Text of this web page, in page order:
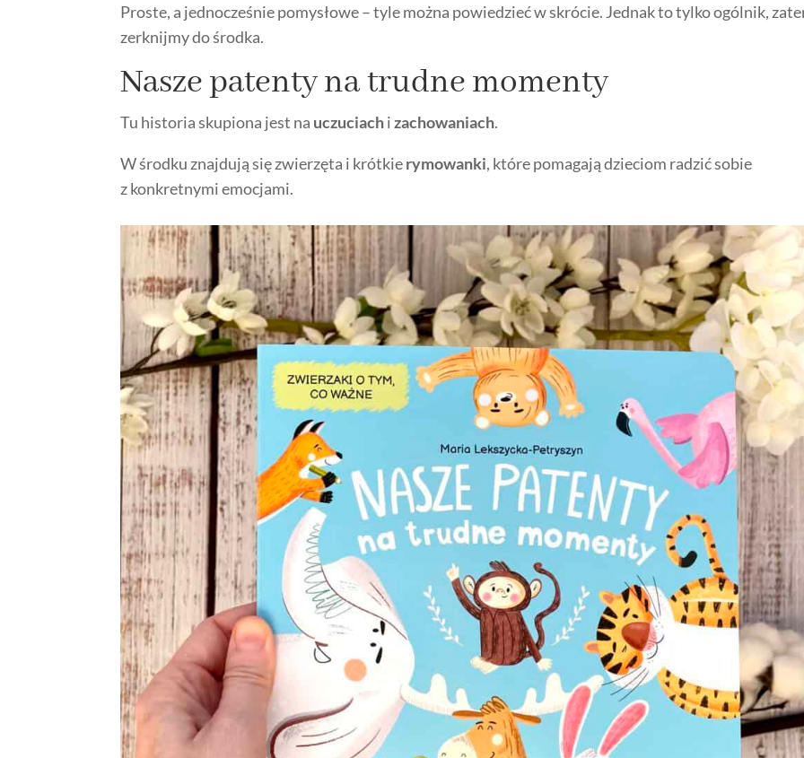
Proste, a jednocześnie pomysłowe – tyle można powiedzieć w skrócie. Jednak to tylko ogólnik,
zerknijmy do środka.
Nasze patenty na trudne momenty
Tu historia skupiona jest na uczuciachizachowaniach.
W środku znajdują się zwierzęta i krótkierymowanki, które pomagają dzieciom radzić sobie
z konkretnymi emocjami.